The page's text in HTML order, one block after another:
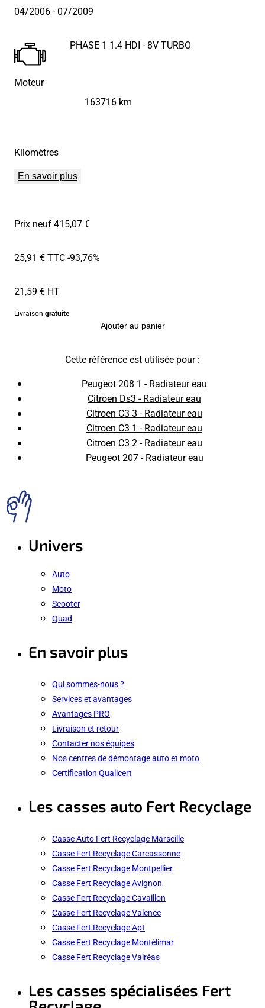
04/2006- 07/2009
Moteur
PHASE 1 1.4 HDI - 8V TURBO
Kilomètres
163716 km
En savoir plus
Prix neuf 415,07 €
25,91 € TTC-93,76%
21,59 € HT
Livraison gratuite
Ajouter au panier
Cette référence est utilisée pour :
Peugeot 208 1 - Radiateur eau
Citroen Ds3 - Radiateur eau
Citroen C3 3 - Radiateur eau
Citroen C3 1 - Radiateur eau
Citroen C3 2 - Radiateur eau
Peugeot 207 - Radiateur eau
Univers
Auto
Moto
Scooter
Quad
En savoir plus
Qui sommes-nous ?
Services et avantages
Avantages PRO
Livraison et retour
Contacter nos équipes
Nos centres de démontage auto et moto
Certification Qualicert
Les casses auto Fert Recyclage
Casse Auto Fert Recyclage Marseille
Casse Fert Recyclage Carcassonne
Casse Fert Recyclage Montpellier
Casse Fert Recyclage Avignon
Casse Fert Recyclage Cavaillon
Casse Fert Recyclage Valence
Casse Fert Recyclage Apt
Casse Fert Recyclage Montélimar
Casse Fert Recyclage Valréas
Les casses spécialisées Fert